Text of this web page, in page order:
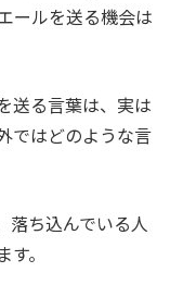
ールを送る機会は
送る言葉は、実は
ではどのような言
落ち込んでいる人
。